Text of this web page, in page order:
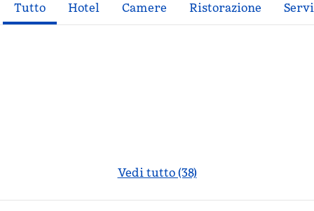
Tutto Hotel Camere Ristorazione
Vedi tutto (38)